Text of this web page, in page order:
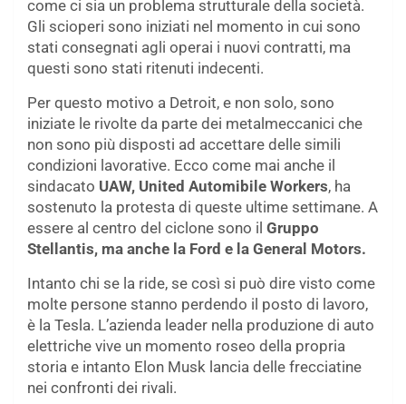
come ci sia un problema strutturale della società.
Gli scioperi sono iniziati nel momento in cui sono
stati consegnati agli operai i nuovi contratti, ma
questi sono stati ritenuti indecenti.
Per questo motivo a Detroit, e non solo, sono
iniziate le rivolte da parte dei metalmeccanici che
non sono più disposti ad accettare delle simili
condizioni lavorative. Ecco come mai anche il
sindacato UAW, United Automibile Workers, ha
sostenuto la protesta di queste ultime settimane. A
essere al centro del ciclone sono il Gruppo
Stellantis, ma anche la Ford e la General Motors.
Intanto chi se la ride, se così si può dire visto come
molte persone stanno perdendo il posto di lavoro,
è la Tesla. L’azienda leader nella produzione di auto
elettriche vive un momento roseo della propria
storia e intanto Elon Musk lancia delle frecciatine
nei confronti dei rivali.